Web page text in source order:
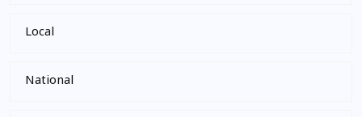
Local
National